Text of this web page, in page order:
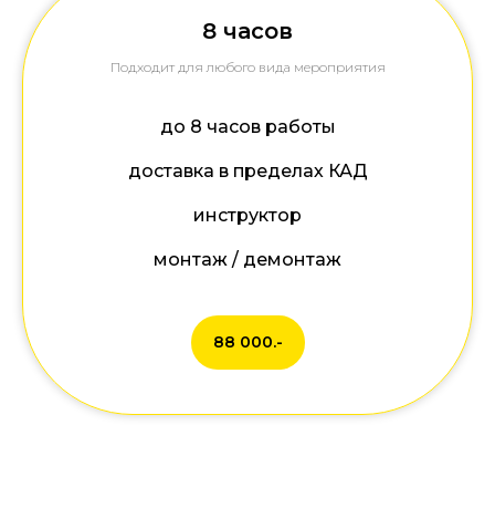
8 часов
Подходит для любого вида мероприятия
до 8 часов работы
доставка в пределах КАД
инструктор
монтаж / демонтаж
88 000.-